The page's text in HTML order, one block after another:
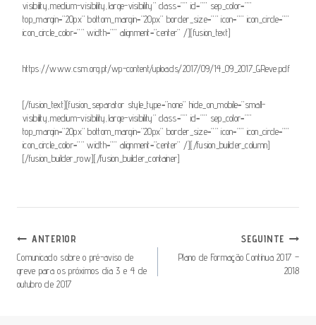
visibility,medium-visibility,large-visibility” class=”” id=”” sep_color=””
top_margin=”20px” bottom_margin=”20px” border_size=”” icon=”” icon_circle=””
icon_circle_color=”” width=”” alignment=”center” /][fusion_text]
https://www.csm.org.pt/wp-content/uploads/2017/09/14_09_2017_GReve.pdf
[/fusion_text][fusion_separator style_type=”none” hide_on_mobile=”small-
visibility,medium-visibility,large-visibility” class=”” id=”” sep_color=””
top_margin=”20px” bottom_margin=”20px” border_size=”” icon=”” icon_circle=””
icon_circle_color=”” width=”” alignment=”center” /][/fusion_builder_column]
[/fusion_builder_row][/fusion_builder_container]
Navegação
De
Artigos
ANTERIOR
Comunicado sobre o pré-aviso de
greve para os próximos dia 3 e 4 de
outubro de 2017
SEGUINTE
Plano de Formação Contínua 2017 –
2018